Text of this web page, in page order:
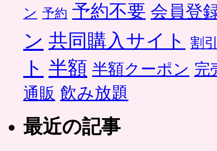
ン 予約 予約不要 会員登
ン 共同購入サイト 割
ト 半額 半額クーポン 完
通販 飲み放題
最近の記事